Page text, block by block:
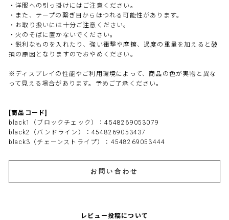
・洋服への引っ掛けにはご注意ください。
・また、テープの繋ぎ目からほつれる可能性があります。
・お取り扱いには十分ご注意ください。
・火のそばに置かないでください。
・鋭利なものを入れたり、強い衝撃や摩擦、過度の重量を加えると破
損の原因となりますのでおやめください。
※ディスプレイの性能やご利用環境によって、商品の色が実物と異な
って見える場合があります。予めご了承ください。
[商品コード]
black1（ブロックチェック）：4548269053079
black2（バンドライン）：4548269053437
black3（チェーンストライプ）：4548269053444
お問い合わせ
レビュー投稿について